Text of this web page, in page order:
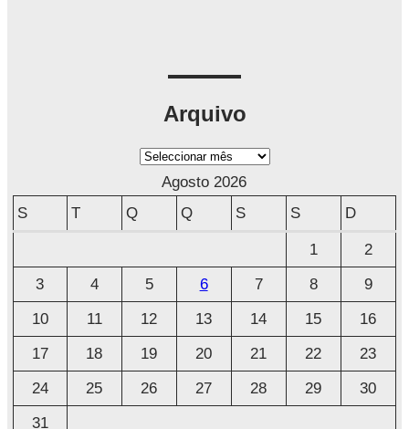
Arquivo
A
v
o
Agosto 2026
S
T Q Q S S D
1
2
3
4 5 6 7 8
9
10
11 12 13 14 15
16
17
18 19 20 21 22
23
24
25 26 27 28 29
30
31